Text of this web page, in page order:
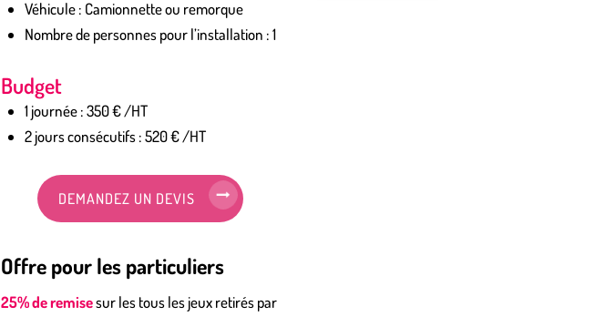
Véhicule : Camionnette ou remorque
Nombre de personnes pour l’installation : 1
Budget
1 journée : 350 € /HT
2 jours consécutifs : 520 € /HT
DEMANDEZ UN DEVIS
Offre pour les particuliers
25% de remisesur les tous les jeux retirés par